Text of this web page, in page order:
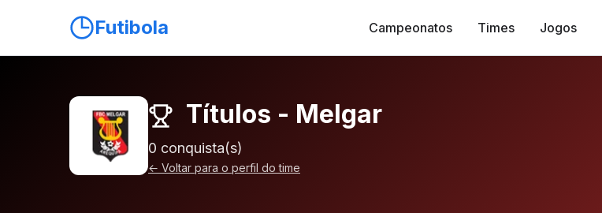
Futibola Campeonatos Times Jogos
Títulos - Melgar
0 conquista(s)
← Voltar para o perfil do time